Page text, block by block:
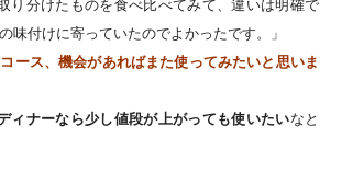
り分けたものを食べ比べてみて、違いは明確で
味付けに寄っていたのでよかったです。」
ス、機会があればまた使ってみたいと思いま
ィナーなら少し値段が上がっても使いたいなと